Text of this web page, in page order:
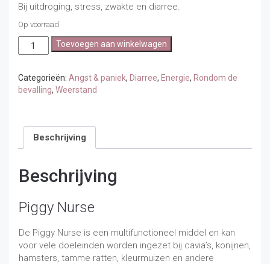
Bij uitdroging, stress, zwakte en diarree.
Op voorraad
Piggy
Nurse
aantal
Toevoegen aan winkelwagen
Categorieën: Angst & paniek, Diarree, Energie, Rondom de
bevalling, Weerstand
Beschrijving
Beschrijving
Piggy Nurse
De Piggy Nurse is een multifunctioneel middel en kan
voor vele doeleinden worden ingezet bij cavia’s, konijnen,
hamsters, tamme ratten, kleurmuizen en andere